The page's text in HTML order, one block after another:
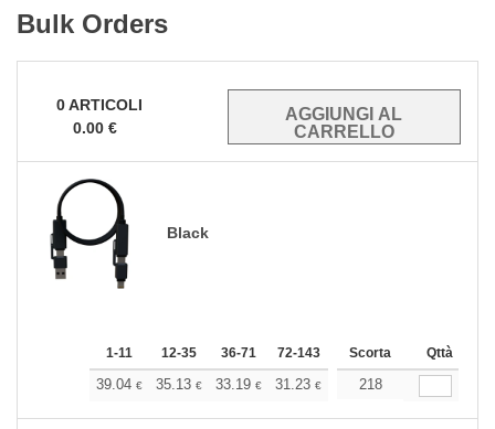
Bulk Orders
0ARTICOLI
0.00 €
Black
1-11 12-35 36-71 72-143 144-287 288 +
Scorta Qttà
39.04 € 35.13 € 33.19 € 31.23 € 29.28€
218